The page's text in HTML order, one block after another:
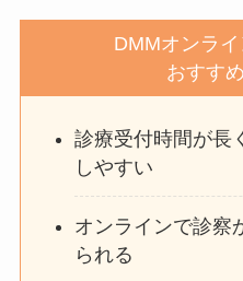
DMMオンラ
おすす
診療受付時間が長
しやすい
オンラインで診察
られる